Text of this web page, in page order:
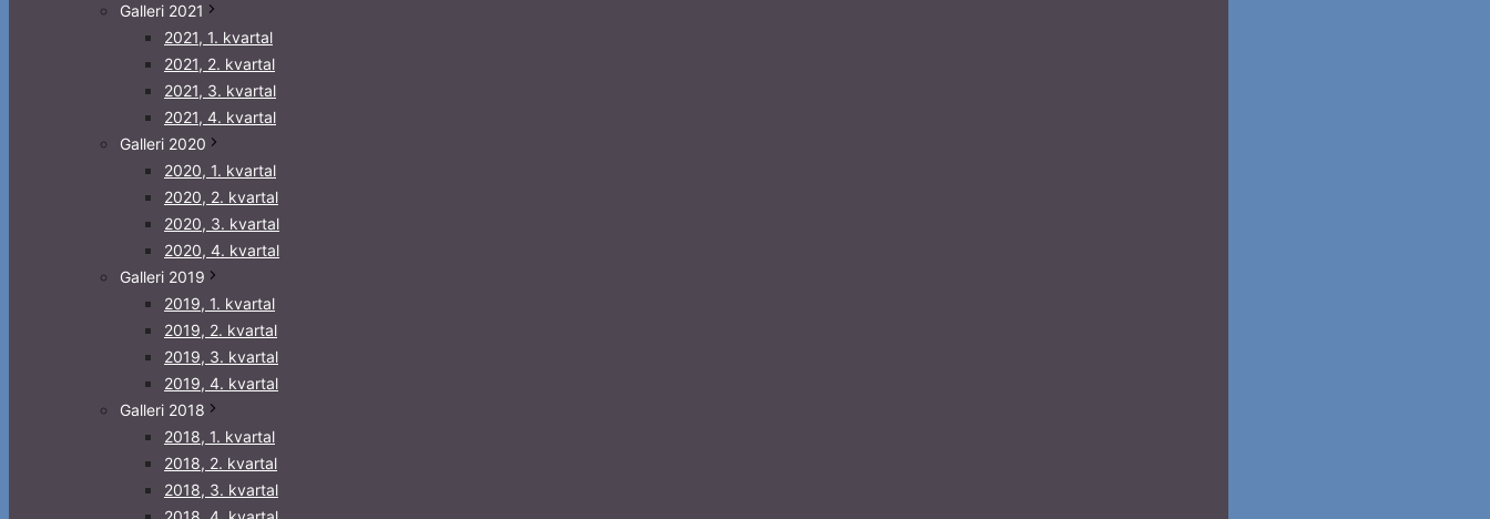
Galleri 2021
2021, 1. kvartal
2021, 2. kvartal
2021, 3. kvartal
2021, 4. kvartal
Galleri 2020
2020, 1. kvartal
2020, 2. kvartal
2020, 3. kvartal
2020, 4. kvartal
Galleri 2019
2019, 1. kvartal
2019, 2. kvartal
2019, 3. kvartal
2019, 4. kvartal
Galleri 2018
2018, 1. kvartal
2018, 2. kvartal
2018, 3. kvartal